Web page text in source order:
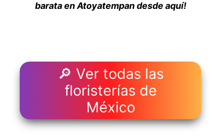
barata en Atoyatempan desde aquí!
🔎 Ver todas las
floristerías de
México